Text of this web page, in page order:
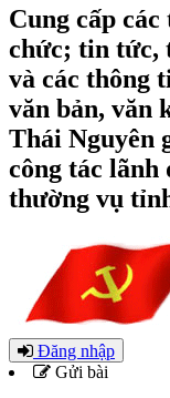
Cung cấp
chức; tin tức,
và các thông
văn bản, văn
Thái Nguyên
công tác lãnh
thường vụ
Đăng nhập
Gửi bài